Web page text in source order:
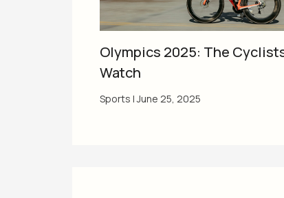
Olympics 2025: The
Watch
Sports |June 25, 2025